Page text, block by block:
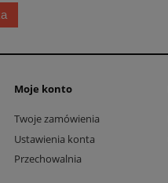
Moje konto
Twoje zamówienia
Ustawienia konta
Przechowalnia